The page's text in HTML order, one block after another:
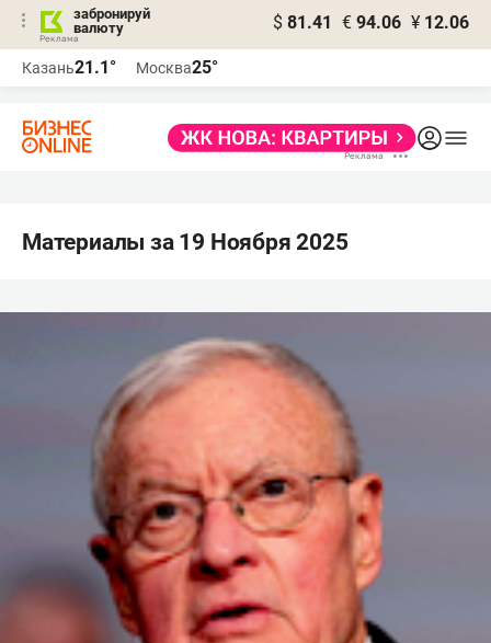
забронируй
валюту
$ 81.41 € 94.06 ¥ 12.06
Казань21.1° Москва25°
Материалы за 19 Ноября 2025